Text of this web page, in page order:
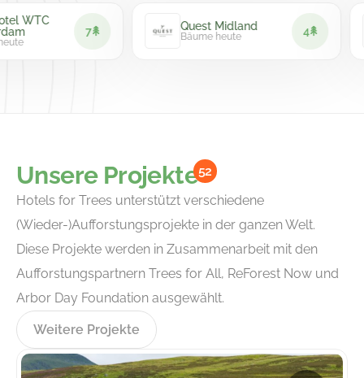
WTC
Quest Midland
Bäume heute
Unsere Projekte52
Hotels for Trees unterstützt verschiedene
(Wieder-)Aufforstungsprojekte in der ganzen Welt.
Diese Projekte werden in Zusammenarbeit mit den
Aufforstungspartnern Trees for All, ReForest Now und
Arbor Day Foundation ausgewählt.
Weitere Projekte